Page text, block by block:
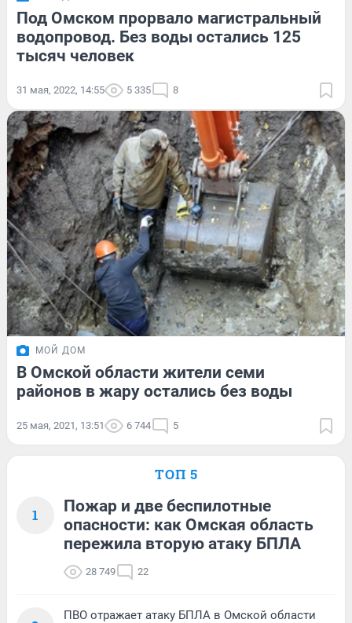
Под Омском прорвало магистральный
водопровод. Без воды остались 125
тысяч человек
31 мая, 2022, 14:55 5 335 8
МОЙ ДОМ
В Омской области жители семи
районов в жару остались без воды
25 мая, 2021, 13:51 6 744 5
ТОП 5
1
Пожар и две беспилотные
опасности: как Омская область
пережила вторую атаку БПЛА
28 749 22
ПВО отражает атаку БПЛА в Омской области